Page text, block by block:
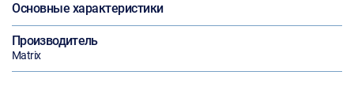
Основные характеристики
Производитель
Matrix